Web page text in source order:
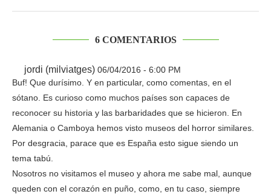
6 COMENTARIOS
jordi (milviatges) 06/04/2016 - 6:00 PM
Buf! Que durísimo. Y en particular, como comentas, en el
sótano. Es curioso como muchos países son capaces de
reconocer su historia y las barbaridades que se hicieron. En
Alemania o Camboya hemos visto museos del horror similares.
Por desgracia, parace que es España esto sigue siendo un
tema tabú.
Nosotros no visitamos el museo y ahora me sabe mal, aunque
queden con el corazón en puño, como, en tu caso, siempre